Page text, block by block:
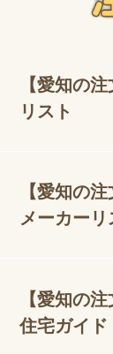
【愛知の
リスト
【愛知の
メーカーリ
【愛知の
住宅ガイド